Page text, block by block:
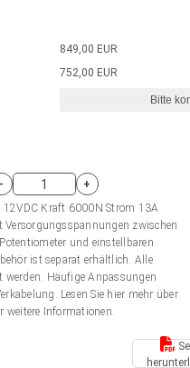
mit
849,00 EUR
752,00 EUR
Bitte
-
+
Kraft 6000N Strom 13A
Versorgungsspannungen zwischen
und einstellbaren
ist separat erhältlich. Alle
werden. Häufige Anpassungen
Lesen Sie hier mehr über
weitere Informationen.